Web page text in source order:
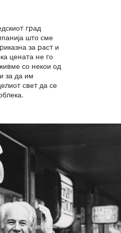
град
што сме
за раст и
цената не го
со некои од
за да им
свет да се